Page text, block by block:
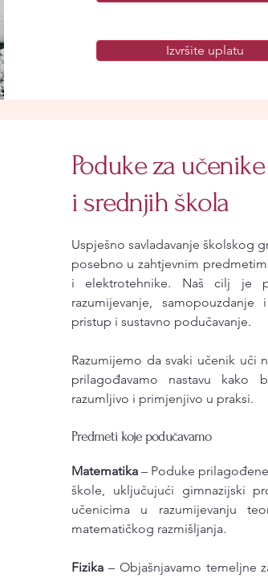
Izvršite uplatu
Poduke za
i srednjih škola
Uspješno savladavanje školskog
posebno u zahtjevnim
i elektrotehnike. Naš cilj je
razumijevanje,
pristup i sustavno podučavanje.
Razumijemo da svaki učenik uči
prilagođavamo nastavu kako
razumljivo i primjenjivo u praksi.
Predmeti koje podučavamo
Matematika– Poduke
škole, uključujući gimnazijski
učenicima u razumijevanju
matematičkog razmišljanja.
Fizika – Objašnjavamo temeljne